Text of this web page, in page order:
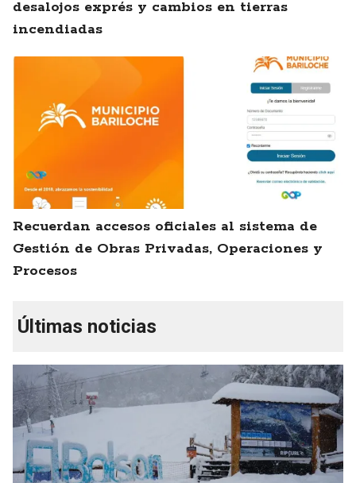
desalojos exprés y cambios en tierras
incendiadas
Recuerdan accesos oficiales al sistema de
Gestión de Obras Privadas, Operaciones y
Procesos
Últimas noticias